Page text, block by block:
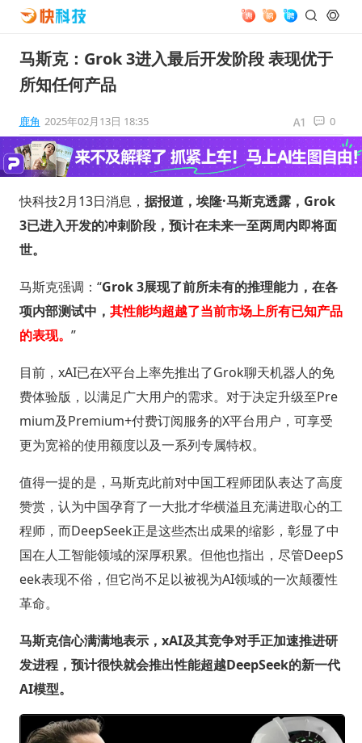
马斯克：Grok 3进入最后开发阶段 表现优于
所知任何产品
鹿角 2025年02月13日 18:35 0
快科技2月13日消息， 据报道，埃隆·马斯克透露，Grok
3已进入开发的冲刺阶段，预计在未来一至两周内即将面
世。
马斯克强调：“Grok 3展现了前所未有的推理能力，在各
项内部测试中， 其性能均超越了当前市场上所有已知产品
的表现。 ”
目前，xAI已在X平台上率先推出了Grok聊天机器人的免
费体验版，以满足广大用户的需求。对于决定升级至Pre
mium及Premium+付费订阅服务的X平台用户，可享受
更为宽裕的使用额度以及一系列专属特权。
值得一提的是，马斯克此前对中国工程师团队表达了高度
赞赏，认为中国孕育了一大批才华横溢且充满进取心的工
程师，而DeepSeek正是这些杰出成果的缩影，彰显了中
国在人工智能领域的深厚积累。但他也指出，尽管DeepS
eek表现不俗，但它尚不足以被视为AI领域的一次颠覆性
革命。
马斯克信心满满地表示，xAI及其竞争对手正加速推进研
发进程，预计很快就会推出性能超越DeepSeek的新一代
AI模型。